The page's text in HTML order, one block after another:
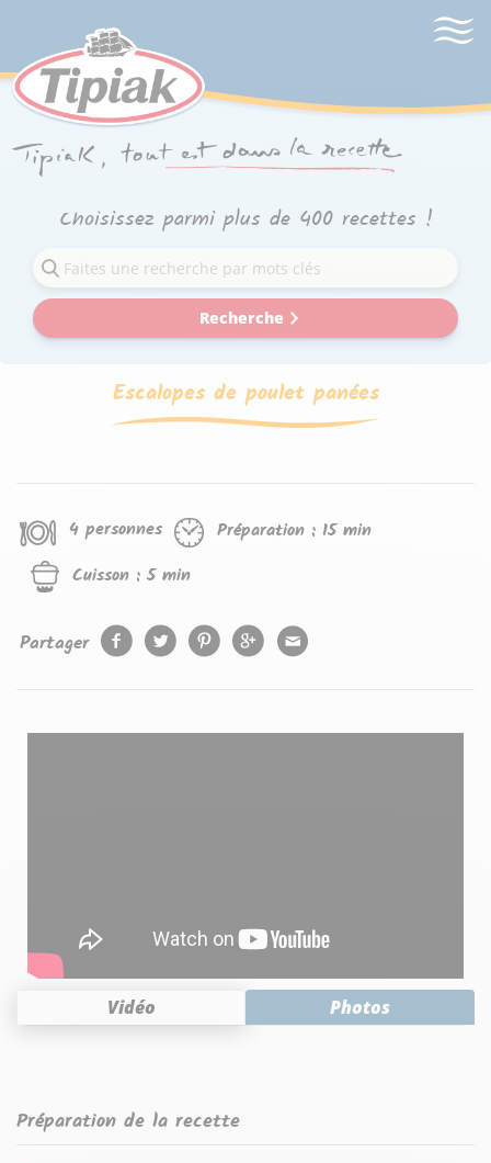
Choisissez parmi plus de 400 recettes !
Recherche
Escalopes de poulet panées
4 personnes Préparation : 15 min
Cuisson : 5 min
Partager
Vidéo Photos
Préparation de la recette